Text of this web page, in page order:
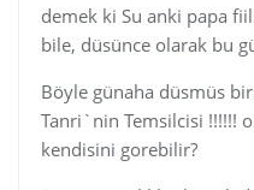
demek ki Su anki papa
bile, düsünce olarak bu
Böyle günaha düsmüs
Tanri`nin Temsilcisi !!!!!!
kendisini gorebilir?